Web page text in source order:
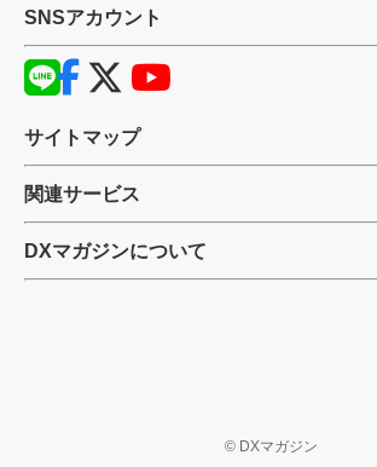
SNSアカウント
サイトマップ
関連サービス
DXマガジンについて
©DXマガジン